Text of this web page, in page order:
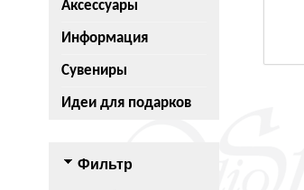
Аксессуары
Информация
Сувениры
Идеи для подарков
Фильтр